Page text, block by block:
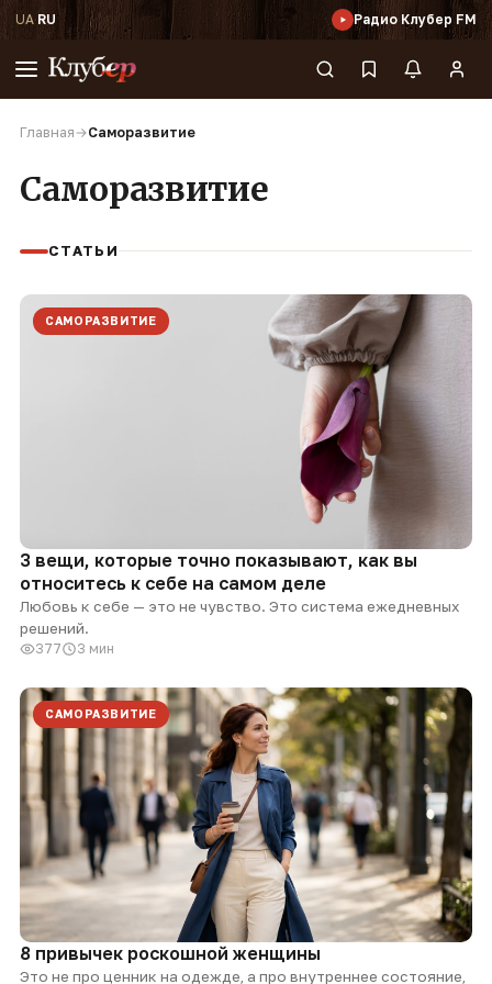
UA·RU Радио Клубер FM
Главная →Саморазвитие
Саморазвитие
СТАТЬИ
САМОРАЗВИТИЕ
3 вещи, которые точно показывают, как вы
относитесь к себе на самом деле
Любовь к себе — это не чувство. Это система ежедневных
решений.
377 3 мин
САМОРАЗВИТИЕ
8 привычек роскошной женщины
Это не про ценник на одежде, а про внутреннее состояние,